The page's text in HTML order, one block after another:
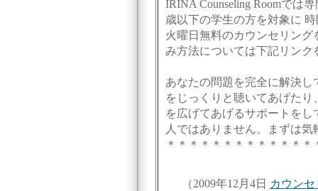
IRINA Counseling Roomでは
歳以下の学生の方を対象に
火曜日無料のカウンセリン
み方法については下記リン
あなたの問題を完全に解決
をじっくりと聴いてあげた
を広げてあげるサポートを
人ではありません。まずは
＊＊＊＊＊＊＊＊＊＊＊＊
（2009年12月4日 カウン